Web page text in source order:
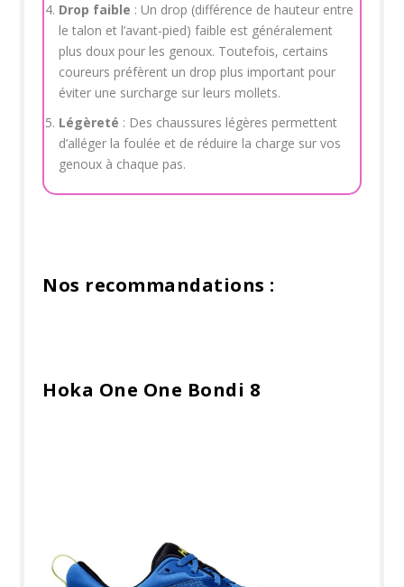
Drop faible : Un drop (différence de hauteur entre
le talon et l’avant-pied) faible est généralement
plus doux pour les genoux. Toutefois, certains
coureurs préfèrent un drop plus important pour
éviter une surcharge sur leurs mollets.
Légèreté : Des chaussures légères permettent
d’alléger la foulée et de réduire la charge sur vos
genoux à chaque pas.
Nos recommandations :
Hoka One One Bondi 8